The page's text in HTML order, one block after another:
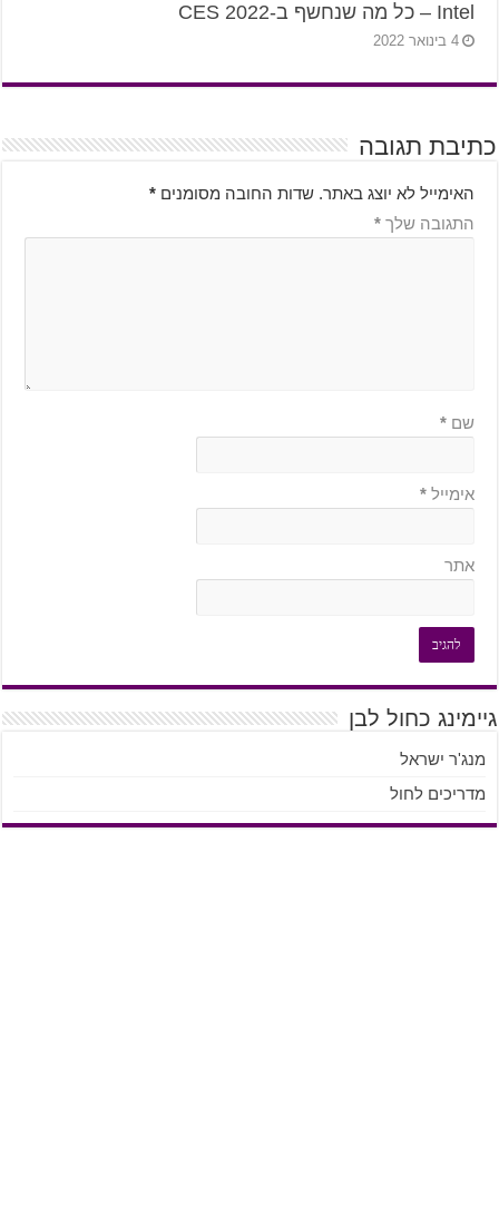
Intel – כל מה שנחשף ב-CES 2022
4 בינואר 2022
כתיבת תגובה
האימייל לא יוצג באתר. שדות החובה מסומנים *
התגובה שלך *
שם *
אימייל *
אתר
גיימינג כחול לבן
מנג'ר ישראל
מדריכים לחול